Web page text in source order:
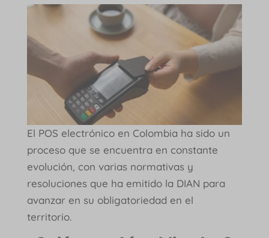
El POS electrónico en Colombia ha sido un
proceso que se encuentra en constante
evolución, con varias normativas y
resoluciones que ha emitido la DIAN para
avanzar en su obligatoriedad en el
territorio.